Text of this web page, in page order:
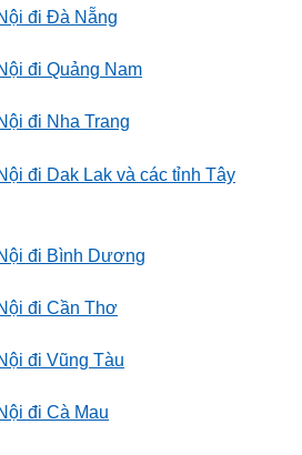
đi Đà Nẵng
đi Quảng Nam
đi Nha Trang
đi Dak Lak và các tỉnh Tây
đi Bình Dương
đi Cần Thơ
đi Vũng Tàu
đi Cà Mau